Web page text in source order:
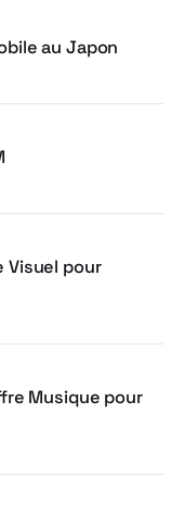
au Japon
Visuel pour
Musique pour